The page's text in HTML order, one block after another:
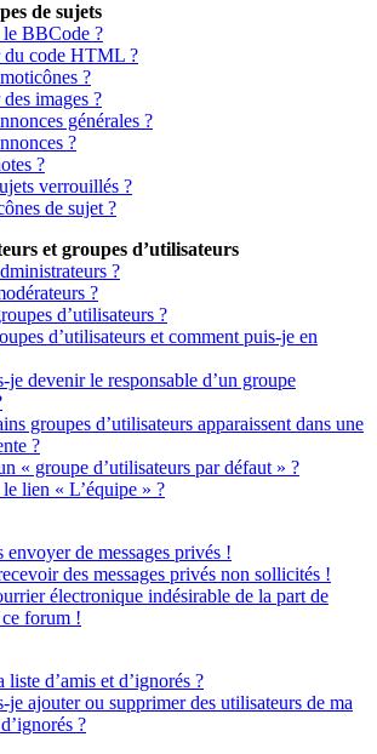
de sujets
le BBCode ?
du code HTML ?
?
images ?
générales ?
?
?
verrouillés ?
de sujet ?
et groupes d’utilisateurs
?
?
d’utilisateurs ?
d’utilisateurs et comment puis-je en
je devenir le responsable d’un groupe
groupes d’utilisateurs apparaissent dans une
?
« groupe d’utilisateurs par défaut » ?
le lien « L’équipe » ?
envoyer de messages privés !
des messages privés non sollicités !
électronique indésirable de la part de
forum !
d’amis et d’ignorés ?
je ajouter ou supprimer des utilisateurs de ma
?